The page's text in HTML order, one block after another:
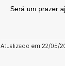
Será um prazer
Atualizado em 22/05/